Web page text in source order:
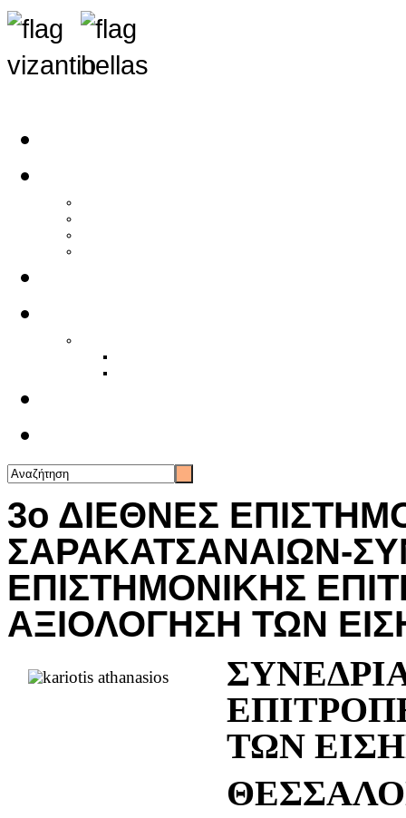
3ο ΔΙΕΘΝΕΣ
ΣΑΡΑΚΑΤΣΑΝΑΙΩΝ-
ΕΠΙΣΤΗΜΟΝΙΚΗΣ
ΑΞΙΟΛΟΓΗΣΗ ΤΩΝ
ΤΩΝ